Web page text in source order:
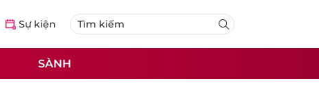
Sự kiện
SÀNH